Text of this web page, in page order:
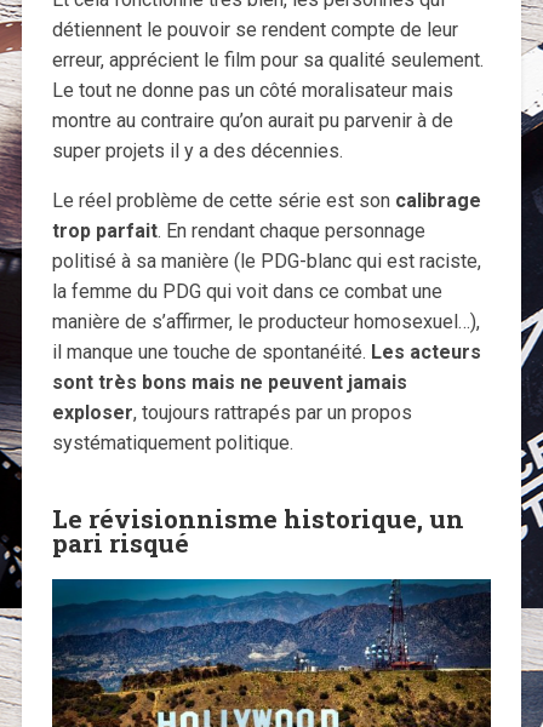
détiennent le pouvoir se rendent compte de leur
erreur, apprécient le film pour sa qualité seulement.
Le tout ne donne pas un côté moralisateur mais
montre au contraire qu’on aurait pu parvenir à de
super projets il y a des décennies.
Le réel problème de cette série est son calibrage
trop parfait. En rendant chaque personnage
politisé à sa manière (le PDG-blanc qui est raciste,
la femme du PDG qui voit dans ce combat une
manière de s’affirmer, le producteur homosexuel…),
il manque une touche de spontanéité. Les acteurs
sont très bons mais ne peuvent jamais
exploser, toujours rattrapés par un propos
systématiquement politique.
Le révisionnisme historique, un
pari risqué